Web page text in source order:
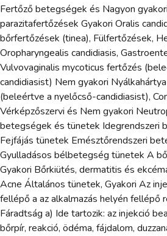
Fertőző betegségek és Nagyon
parazitafertőzések Gyakori Oralis
bőrfertőzések (tinea), Fülfertőzések,
Oropharyngealis candidiasis,
Vulvovaginalis mycoticus fertőzés
candidiasist) Nem gyakori
(beleértve a nyelőcső-candidiasist),
Vérképzőszervi és Nem gyakori
betegségek és tünetek Idegrendszeri
Fejfájás tünetek Emésztőrendszeri
Gyulladásos bélbetegség tünetek A
Gyakori Bőrkiütés, dermatitis és
Acne Általános tünetek, Gyakori Az
fellépő a az alkalmazás helyén fellépő
Fáradtság a) Ide tartozik: az injekció
bőrpír, reakció, ödéma, fájdalom,